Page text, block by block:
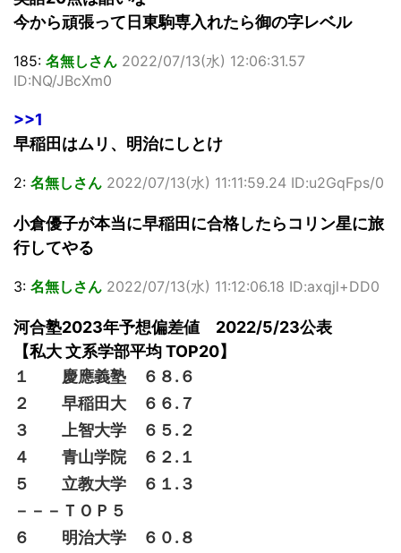
今から頑張って日東駒専入れたら御の字レベル
185: 名無しさん 2022/07/13(水) 12:06:31.57
ID:NQ/JBcXm0
>>1
早稲田はムリ、明治にしとけ
2: 名無しさん 2022/07/13(水) 11:11:59.24 ID:u2GqFps/0
小倉優子が本当に早稲田に合格したらコリン星に旅
行してやる
3: 名無しさん 2022/07/13(水) 11:12:06.18 ID:axqjl+DD0
河合塾2023年予想偏差値 2022/5/23公表
【私大 文系学部平均 TOP20】
１ 慶應義塾 ６８.６
２ 早稲田大 ６６.７
３ 上智大学 ６５.２
４ 青山学院 ６２.１
５ 立教大学 ６１.３
－－－ＴＯＰ５
６ 明治大学 ６０.８